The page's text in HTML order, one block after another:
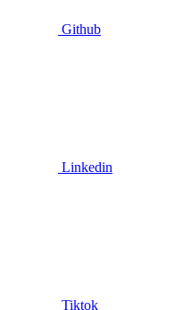
Github
Linkedin
Tiktok